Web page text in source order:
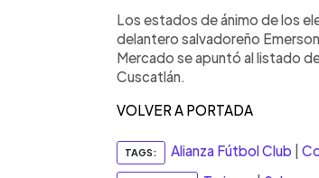
Los estados de ánimo de los
delantero salvadoreño
Mercado se apuntó al listado
Cuscatlán.
VOLVER A PORTADA
TAGS: Alianza Fútbol Club